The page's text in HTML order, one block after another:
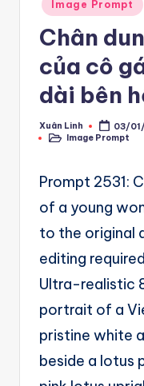
m
a
Ai
A
in
Image Prompt
Chân
của cô
dài bên
Posted
by
Xuân Linh 03/
PostedImage Prompt
Prompt 2531:
of a young
to the original
editing
Ultra-realistic
portrait of a
pristine white
beside a lotus